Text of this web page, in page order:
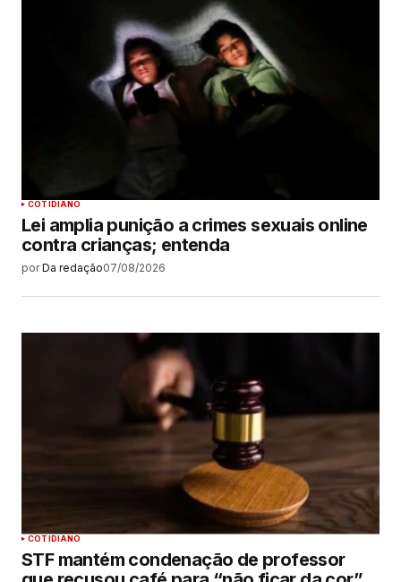
COTIDIANO
Lei amplia punição a crimes sexuais online
contra crianças; entenda
por Da redação07/08/2026
COTIDIANO
STF mantém condenação de professor